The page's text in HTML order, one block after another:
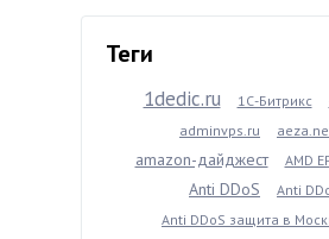
Теги
1dedic.ru 1С-Битрикс
adminvps.ru
amazon-дайджест AMD
Anti DDoS
Anti
Anti DDoS защита в